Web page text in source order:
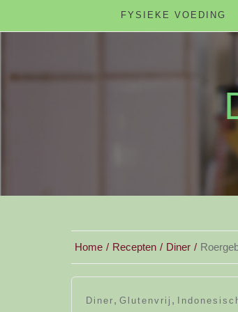
FYSIEKE VOEDING
Home Recepten Diner
Diner , Glutenvrij ,